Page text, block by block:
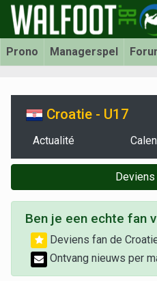
Prono Managerspel
Croatie - U17
Actualité
Ben je een echte fan
Deviens fan de
Ontvang nieuws per